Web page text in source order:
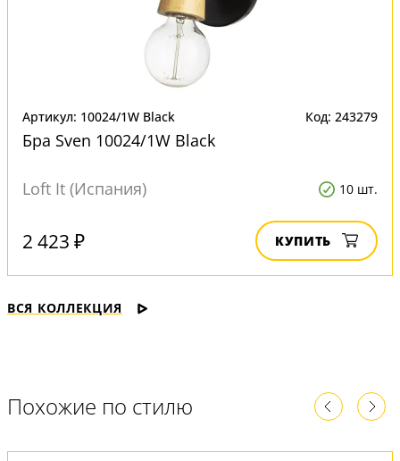
Артикул: 10024/1W Black Код: 243279
Бра Sven 10024/1W Black
Loft It (Испания) 10 шт.
2 423 ₽ КУПИТЬ
ВСЯ КОЛЛЕКЦИЯ
Похожие по стилю